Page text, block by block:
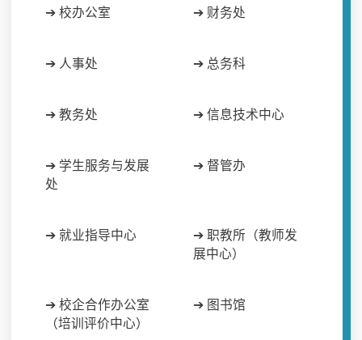
➔ 校办公室 ➔ 财务处
➔ 人事处 ➔ 总务科
➔ 教务处 ➔ 信息技术中心
➔ 学生服务与发展
处
➔ 督管办
➔ 就业指导中心
➔ 职教所（教师发
展中心）
➔ 校企合作办公室
（培训评价中心）
➔ 图书馆